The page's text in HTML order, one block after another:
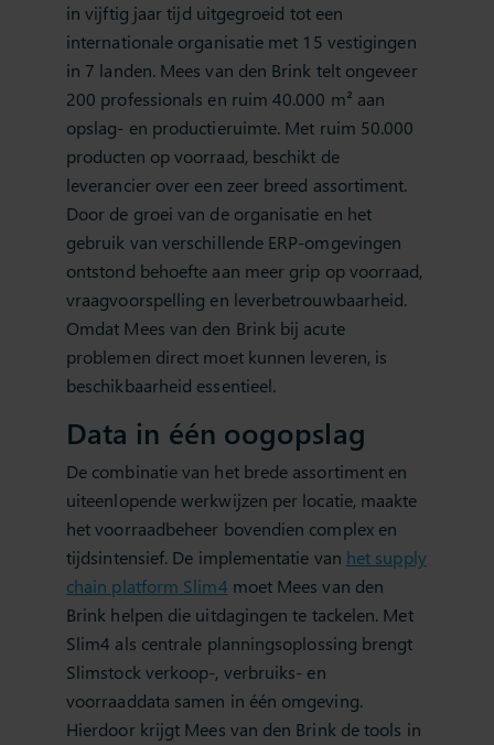
in vijftig jaar tijd uitgegroeid tot een
internationale organisatie met 15 vestigingen
in 7 landen. Mees van den Brink telt ongeveer
200 professionals en ruim 40.000 m² aan
opslag- en productieruimte. Met ruim 50.000
producten op voorraad, beschikt de
leverancier over een zeer breed assortiment.
Door de groei van de organisatie en het
gebruik van verschillende ERP-omgevingen
ontstond behoefte aan meer grip op voorraad,
vraagvoorspelling en leverbetrouwbaarheid.
Omdat Mees van den Brink bij acute
problemen direct moet kunnen leveren, is
beschikbaarheid essentieel.
Data in één oogopslag
De combinatie van het brede assortiment en
uiteenlopende werkwijzen per locatie, maakte
het voorraadbeheer bovendien complex en
tijdsintensief. De implementatie van het supply
chain platform Slim4 moet Mees van den
Brink helpen die uitdagingen te tackelen. Met
Slim4 als centrale planningsoplossing brengt
Slimstock verkoop-, verbruiks- en
voorraaddata samen in één omgeving.
Hierdoor krijgt Mees van den Brink de tools in